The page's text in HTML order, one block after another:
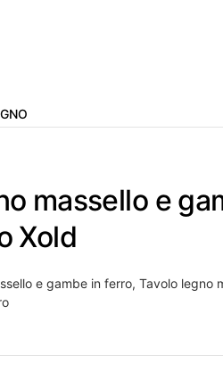
massello e
Xold
e gambe in ferro, Tavolo legno